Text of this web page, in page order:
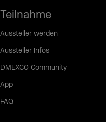
Teilnahme
Aussteller werden
Aussteller Infos
DMEXCO Community
App
FAQ